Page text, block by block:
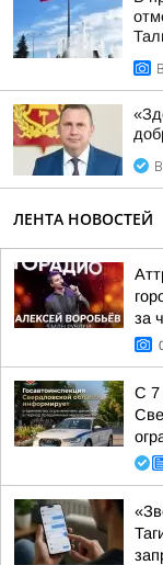
ЛЕНТА НОВОСТЕЙ
за
С 7